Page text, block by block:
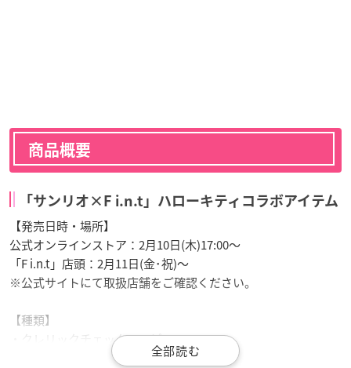
商品概要
「サンリオ×F i.n.t」ハローキティコラボアイテム
【発売日時・場所】
公式オンラインストア：2月10日(木)17:00～
「F i.n.t」店頭：2月11日(金･祝)～
※公式サイトにて取扱店舗をご確認ください。
【種類】
・クレリックチェックワンピース
・スカーフ付きスウェットパーカー